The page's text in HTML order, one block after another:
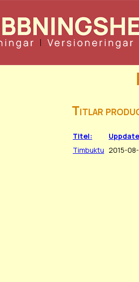
Titlar
Titel:
Timbuktu 2015-